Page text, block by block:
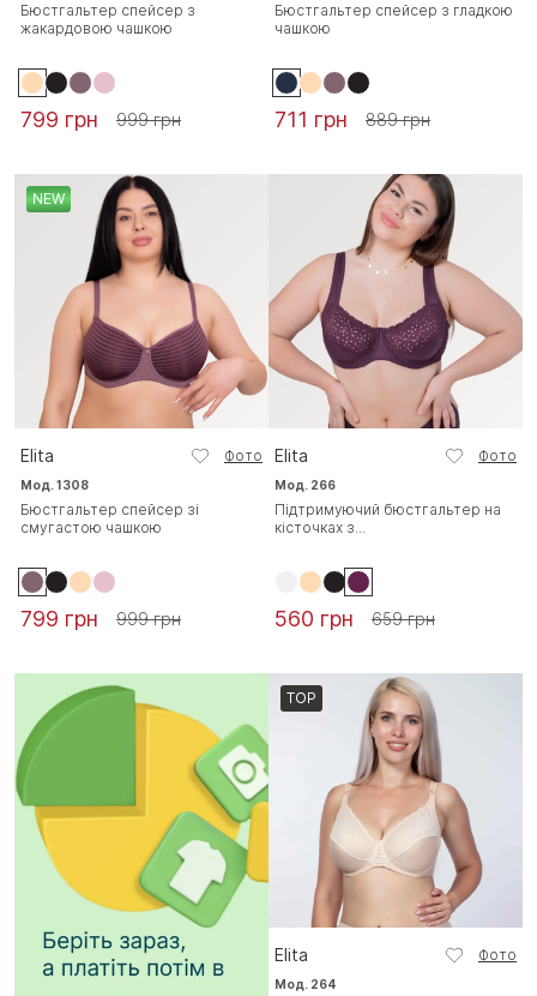
Бюстгальтер спейсер з
жакардовою чашкою
799 грн 999 грн
Бюстгальтер спейсер з гладкою
чашкою
711 грн 889 грн
NEW
Elita Фото
Мод. 1308
Бюстгальтер спейсер зі
смугастою чашкою
799 грн 999 грн
Elita Фото
Мод. 266
Підтримуючий бюстгальтер на
кісточках з...
560 грн 659 грн
TOP
Elita Фото
Мод. 264